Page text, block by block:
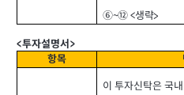
⑥~⑫ <생략>
<투자설명서 >
항목
이 투자신탁은 국